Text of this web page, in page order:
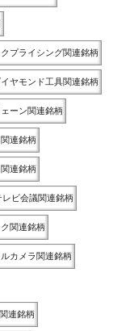
プライシング関連銘柄
イヤモンド工具関連銘柄
ーン関連銘柄
連銘柄
連銘柄
レビ会議関連銘柄
関連銘柄
カメラ関連銘柄
連銘柄